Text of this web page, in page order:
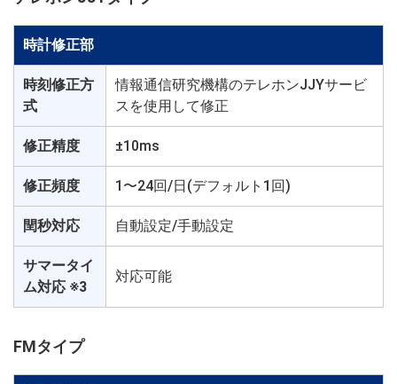
時計修正部
時刻修正方
式
情報通信研究機構のテレホンJJYサービ
スを使用して修正
修正精度 ±10ms
修正頻度 1〜24回/日(デフォルト1回)
閏秒対応 自動設定/手動設定
サマータイ
ム対応 ※3
対応可能
FMタイプ